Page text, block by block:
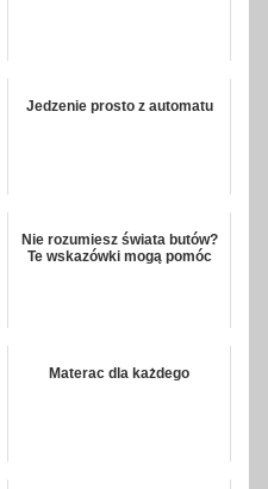
Jedzenie prosto z automatu
Nie rozumiesz świata butów?
Te wskazówki mogą pomóc
Materac dla każdego